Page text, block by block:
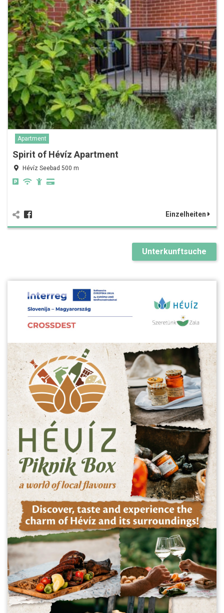
Apartment
Spirit of Hévíz Apartment
Hévíz Seebad 500 m
Einzelheiten
Unterkunftsuche